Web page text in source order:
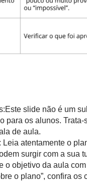
slide não é um
para os alunos.
de aula.
Leia atentamente o
surgir com a sua
o objetivo da aula
o plano”, confira